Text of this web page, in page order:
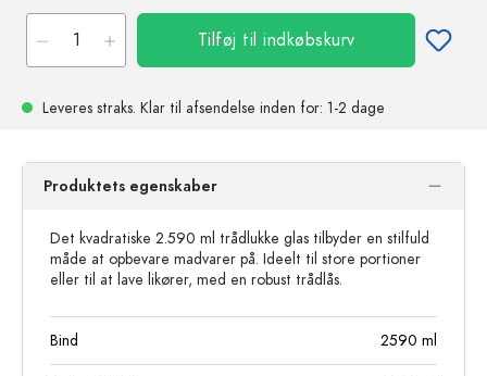
Tilføj til indkøbskurv
Leveres straks. Klar til afsendelse inden for: 1-2 dage
Produktets egenskaber
Det kvadratiske 2.590 ml trådlukke glas tilbyder en stilfuld
måde at opbevare madvarer på. Ideelt til store portioner
eller til at lave likører, med en robust trådlås.
Bind 2590 ml